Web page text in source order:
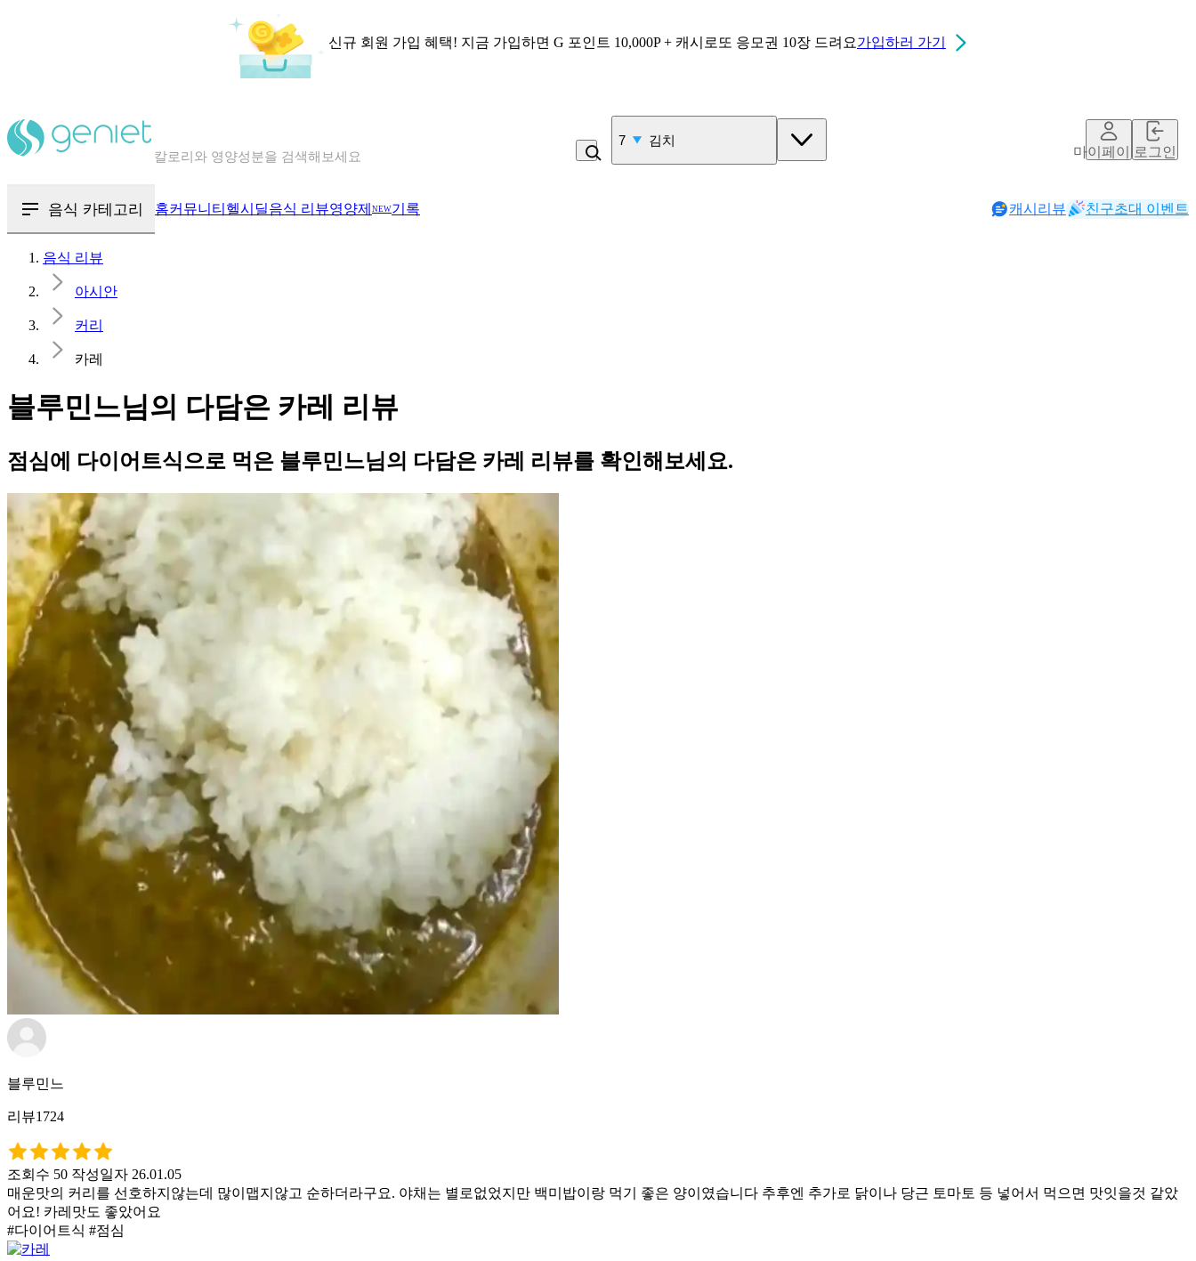
신규 회원 가입 혜택! 지금 가입하면 G 포인트 10,000P + 캐시로또 응모권 10장 드려요가입하러 가기
혈당 · 다이어트 음식 검색해보세요
7 김치
마이페이지로그인
음식 카테고리 홈커뮤니티 헬시딜음식 리뷰영양제 NEW기록 캐시리뷰 친구초대 이벤트
음식 리뷰
아시안
커리
카레
블루민느님의 다담은 카레 리뷰
점심에 다이어트식으로 먹은 블루민느님의 다담은 카레 리뷰를 확인해보세요.
블루민느
리뷰1724
조회수 50 작성일자 26.01.05
매운맛의 커리를 선호하지않는데 많이맵지않고 순하더라구요. 야채는 별로없었지만 백미밥이랑 먹기 좋은 양이였습니다 추후엔 추가로 닭이나 당근 토마토 등 넣어서 먹으면 맛잇을것 같았
어요! 카레맛도 좋았어요
#다이어트식 #점심